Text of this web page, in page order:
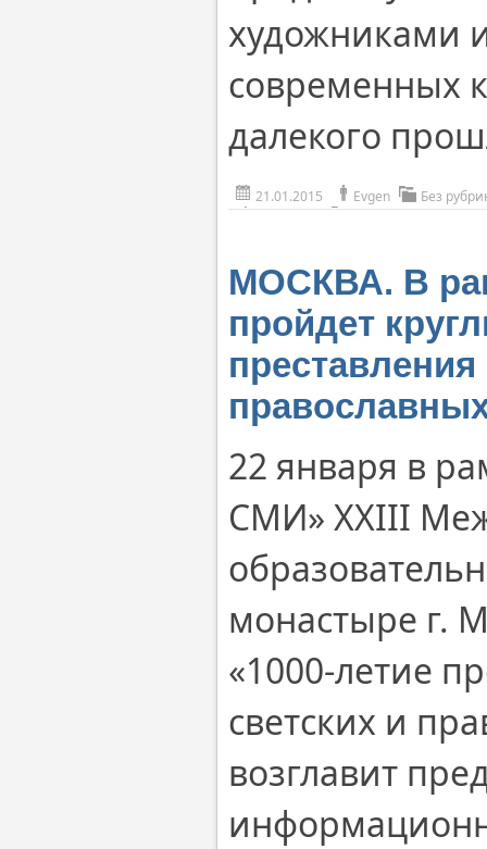
художниками
современных
далекого
21.01.2015 Evgen Без
МОСКВА. В
пройдет
22 января в
СМИ» ХХIII
монастыре г.
«1000-летие
светских и
возглавит